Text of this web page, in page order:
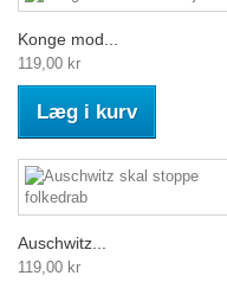
Konge mod...
119,00 kr
Læg i kurv
Auschwitz...
119,00 kr